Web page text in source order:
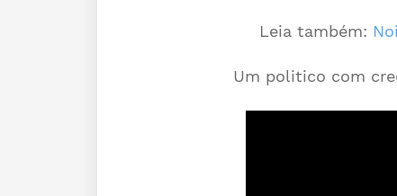
Leia também:
Um politico com